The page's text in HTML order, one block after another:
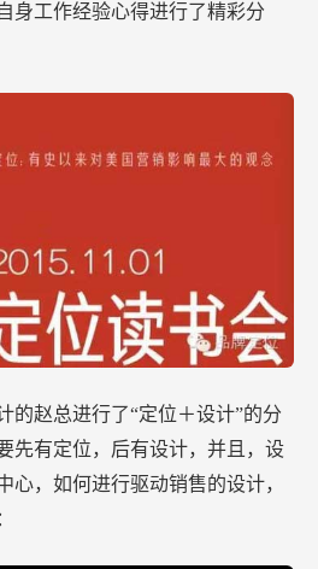
身工作经验心得进行了精彩分
的赵总进行了“定位＋设计”的分
先有定位，后有设计，并且，设
心，如何进行驱动销售的设计，